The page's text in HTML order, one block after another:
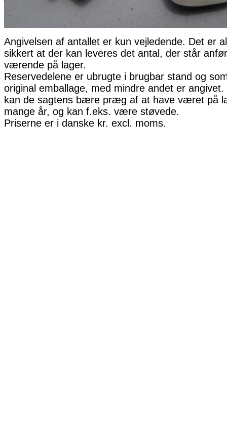
Angivelsen af antallet er kun vejledende. Det er
sikkert at der kan leveres det antal, der står
værende på lager.
Reservedelene er ubrugte i brugbar stand og
original emballage, med mindre andet er angivet.
kan de sagtens bære præg af at have været på
mange år, og kan f.eks. være støvede.
Priserne er i danske kr. excl. moms.